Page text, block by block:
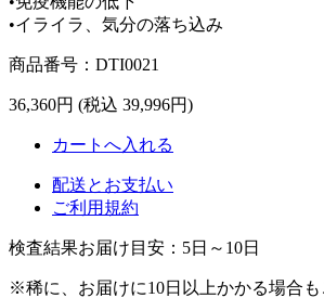
•イライラ、気分の落ち込み
商品番号：DTI0021
36,360円 (税込 39,996円)
カートへ入れる
配送とお支払い
ご利用規約
検査結果お届け目安： 5日～10日
※稀に、お届けに10日以上かかる場合も